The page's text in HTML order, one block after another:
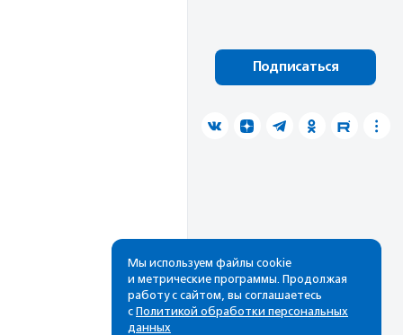
Подписаться
Мы используем файлы cookie
и метрические программы. Продолжая
работу с сайтом, вы соглашаетесь
с Политикой обработки персональных
данных